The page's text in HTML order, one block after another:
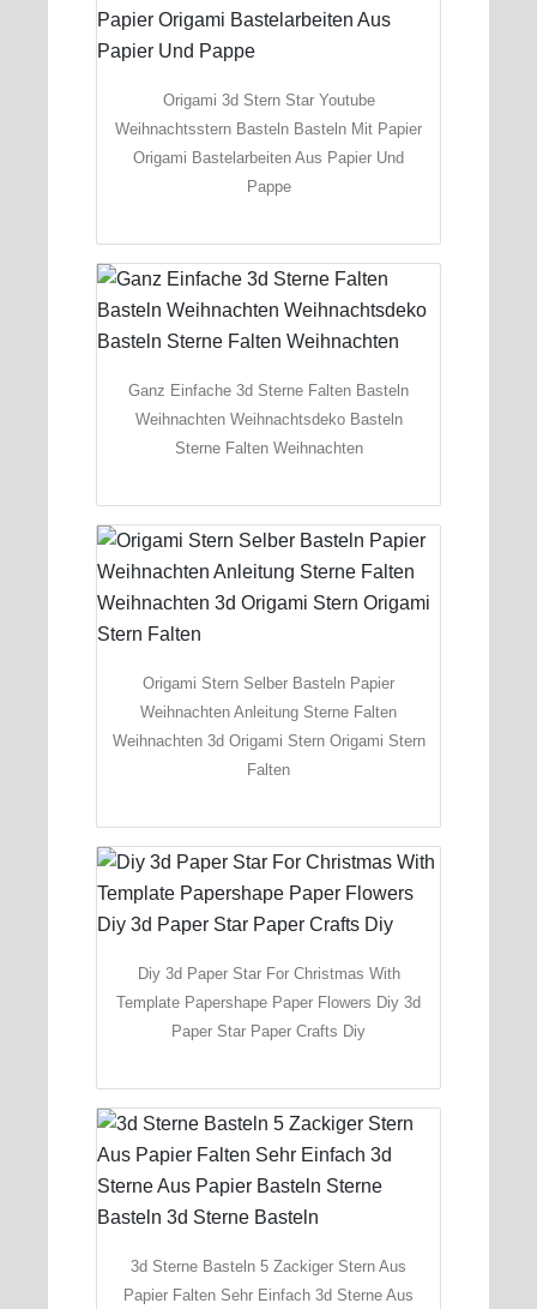
Origami 3d Stern Star Youtube
Weihnachtsstern Basteln Basteln Mit Papier
Origami Bastelarbeiten Aus Papier Und
Pappe
Ganz Einfache 3d Sterne Falten Basteln
Weihnachten Weihnachtsdeko Basteln
Sterne Falten Weihnachten
Origami Stern Selber Basteln Papier
Weihnachten Anleitung Sterne Falten
Weihnachten 3d Origami Stern Origami Stern
Falten
Diy 3d Paper Star For Christmas With
Template Papershape Paper Flowers Diy 3d
Paper Star Paper Crafts Diy
3d Sterne Basteln 5 Zackiger Stern Aus
Papier Falten Sehr Einfach 3d Sterne Aus